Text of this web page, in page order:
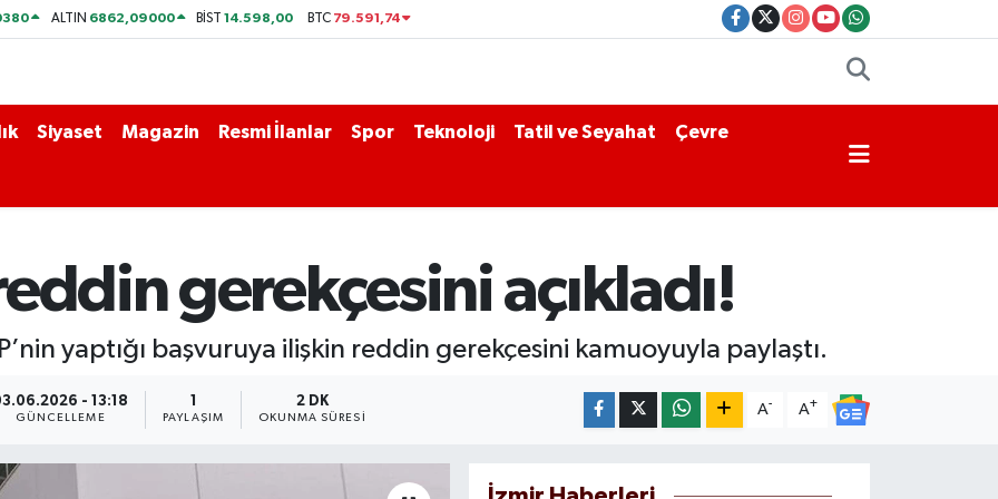
ALTIN 6862,09000 BİST14.598,00 BTC 79.591,74
Siyaset Magazin Resmi İlanlar Spor Teknoloji Tatil ve Seyahat Çevre
gerekçesini açıkladı!
yaptığı başvuruya ilişkin reddin gerekçesini kamuoyuyla paylaştı.
- 13:18
GÜNCELLEME PAYLAŞIM
2 DK
OKUNMA SÜRESI
A- A+